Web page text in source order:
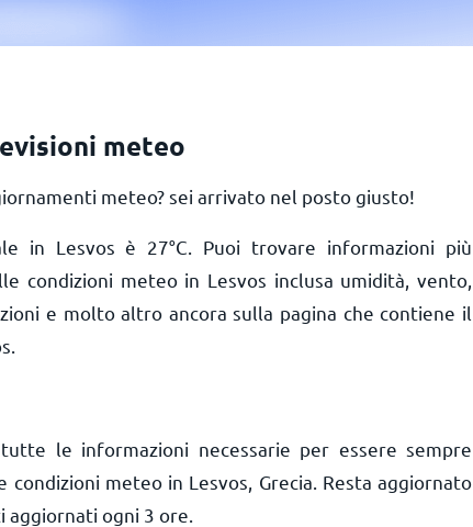
meteo
meteo? sei arrivato nel posto giusto!
in Lesvos è 27°C . Puoi trovare informazioni più
condizioni meteo in Lesvos inclusa umidità, vento,
e molto altro ancora sulla pagina che contiene il
le informazioni necessarie per essere sempre
meteo in Lesvos, Grecia. Resta aggiornato
ogni 3 ore.